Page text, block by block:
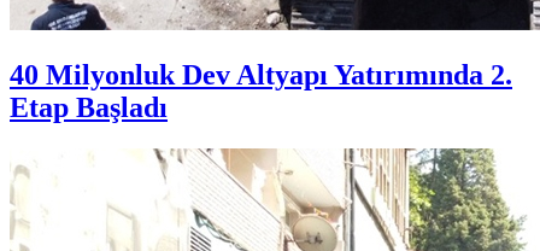
40 Milyonluk Dev Altyapı Yatırımında 2.
Etap Başladı